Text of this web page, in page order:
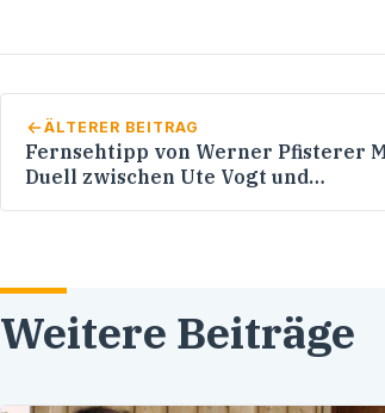
ÄLTERER BEITRAG
Fernsehtipp von Werner Pfisterer
Duell zwischen Ute Vogt und
Weitere Beiträge